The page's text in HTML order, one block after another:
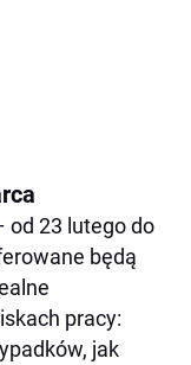
od 23 lutego do
będą
pracy:
jak